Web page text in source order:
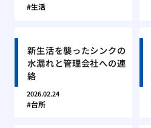
生活
新生活を襲ったシンクの
水漏れと管理会社への連
絡
2026.02.24
台所